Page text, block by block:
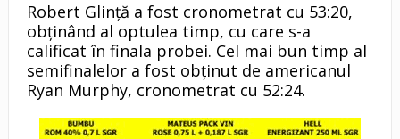
Robert Glință a fost cronometrat cu 53:20,
obținând al optulea timp, cu care s-a
calificat în finala probei. Cel mai bun timp al
semifinalelor a fost obținut de americanul
Ryan Murphy, cronometrat cu 52:24.